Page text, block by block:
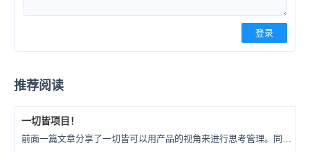
登录
推荐阅读
一切皆项目！